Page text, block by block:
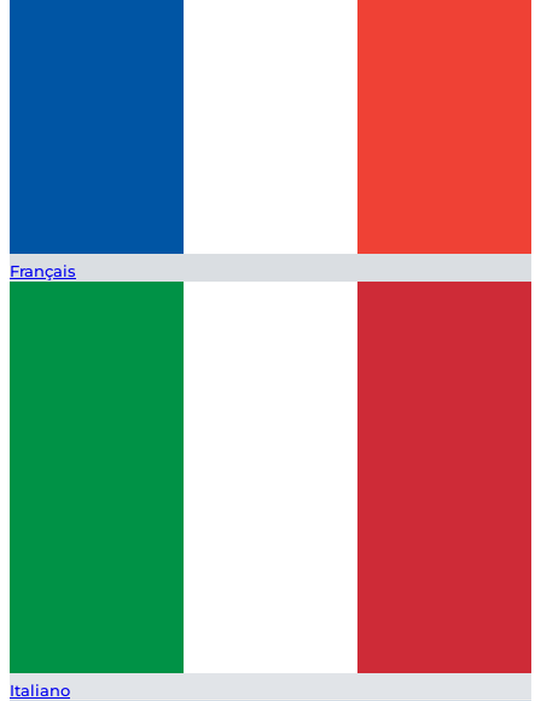
Français
Italiano